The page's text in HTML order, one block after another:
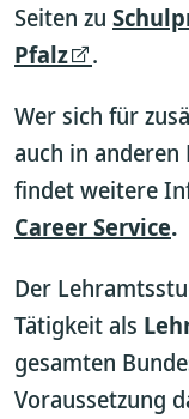
Seiten zu
Pfalz
.
Wer sich für
auch in
findet weitere
Career Service.
Der
Tätigkeit als
gesamten
Voraussetzung